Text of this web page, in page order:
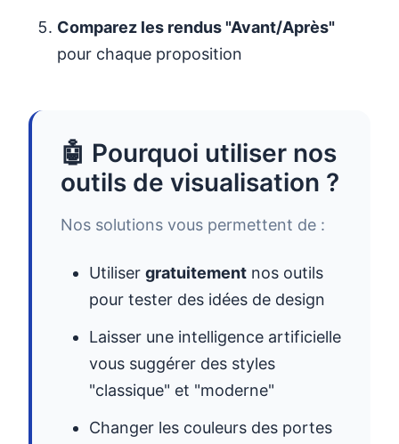
Comparez les rendus "Avant/Après"
pour chaque proposition
🤖 Pourquoi utiliser nos
outils de visualisation ?
Nos solutions vous permettent de :
Utiliser gratuitement nos outils
pour tester des idées de design
Laisser une intelligence artificielle
vous suggérer des styles
"classique" et "moderne"
Changer les couleurs des portes